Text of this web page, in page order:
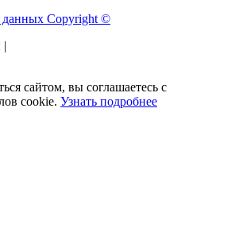
данных Copyright ©
|
сайтом, вы соглашаетесь с
cookie. Узнать подробнее